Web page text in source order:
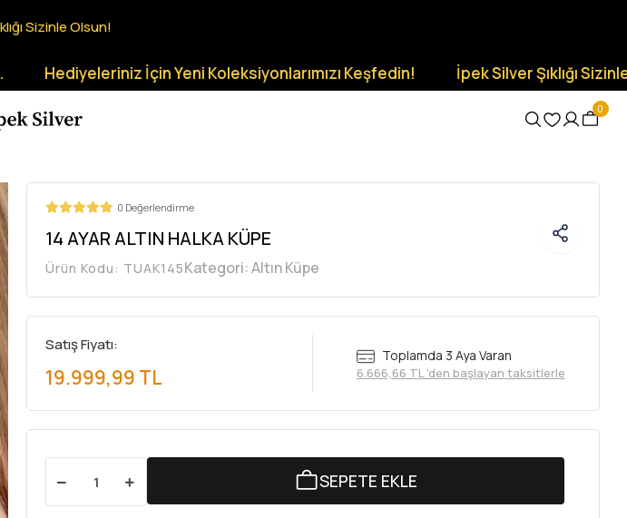
Sizinle Olsun!
İçin Yeni Koleksiyonlarımızı Keşfedin! İpek Silver Şıklığı Sizinle Olsun.
0
0 Değerlendirme
14 AYAR ALTIN HALKA KÜPE
Ürün Kodu: TUAK145Kategori:Altın Küpe
Satış Fiyatı:
19.999,99 TL
Toplamda 3 Aya Varan
6.666,66 TL 'den başlayan taksitlerle
SEPETE EKLE